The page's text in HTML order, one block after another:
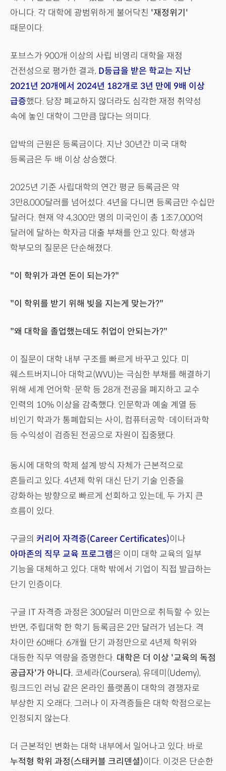
아니다. 각 대학에 광범위하게 불어닥친 '재정위기'
때문이다.
포브스가 900개 이상의 사립 비영리 대학을 재정
건전성으로 평가한 결과, D등급을 받은 학교는 지난
2021년 20개에서 2024년 182개로 3년 만에 9배 이상
급증했다. 당장 폐교하지 않더라도 심각한 재정 취약성
속에 놓인 대학이 그만큼 많다는 의미다.
압박의 근원은 등록금이다. 지난 30년간 미국 대학
등록금은 두 배 이상 상승했다.
2025년 기준 사립대학의 연간 평균 등록금은 약
3만8,000달러를 넘어섰다. 4년을 다니면 등록금만 수십만
달러다. 현재 약 4,300만 명의 미국인이 총 1조7,000억
달러에 달하는 학자금 대출 부채를 안고 있다. 학생과
학부모의 질문은 단순해졌다.
"이 학위가 과연 돈이 되는가?"
"이 학위를 받기 위해 빚을 지는게 맞는가?"
"왜 대학을 졸업했는데도 취업이 안되는가?"
이 질문이 대학 내부 구조를 빠르게 바꾸고 있다. 미
웨스트버지니아 대학교(WVU)는 극심한 부채를 해결하기
위해 세계 언어학·문학 등 28개 전공을 폐지하고 교수
인력의 10% 이상을 감축했다. 인문학과 예술 계열 등
비인기 학과가 통폐합되는 사이, 컴퓨터공학·데이터과학
등 수익성이 검증된 전공으로 자원이 집중됐다.
동시에 대학의 학제 설계 방식 자체가 근본적으로
흔들리고 있다. 4년제 학위 대신 단기 기술 인증을
강화하는 방향으로 빠르게 선회하고 있는데, 두 가지 큰
흐름이 있다.
구글의 커리어 자격증(Career Certificates)이나
아마존의 직무 교육 프로그램은 이미 대학 교육의 일부
기능을 대체하고 있다. 대학 밖에서 기업이 직접 발급하는
단기 인증이다.
구글 IT 자격증 과정은 300달러 미만으로 취득할 수 있는
반면, 주립대학 한 학기 등록금은 2만 달러가 넘는다. 격
차이만 60배다. 6개월 단기 과정만으로 4년제 학위와
대등한 직무 역량을 증명한다. 대학은 더 이상 '교육의 독점
공급자'가 아니다. 코세라(Coursera), 유데미(Udemy),
링크드인 러닝 같은 온라인 플랫폼이 대학의 경쟁자로
부상한 지 오래다. 그러나 이 자격증들은 대학 학점으로는
인정되지 않는다.
더 근본적인 변화는 대학 내부에서 일어나고 있다. 바로
누적형 학위 과정(스태커블 크리덴셜)이다. 이것은 단순한